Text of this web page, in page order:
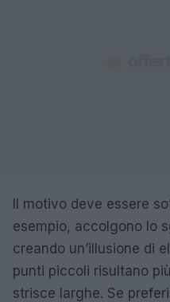
Il motivo deve essere
esempio, accolgono lo
creando un’illusione di
punti piccoli risultano
strisce larghe. Se